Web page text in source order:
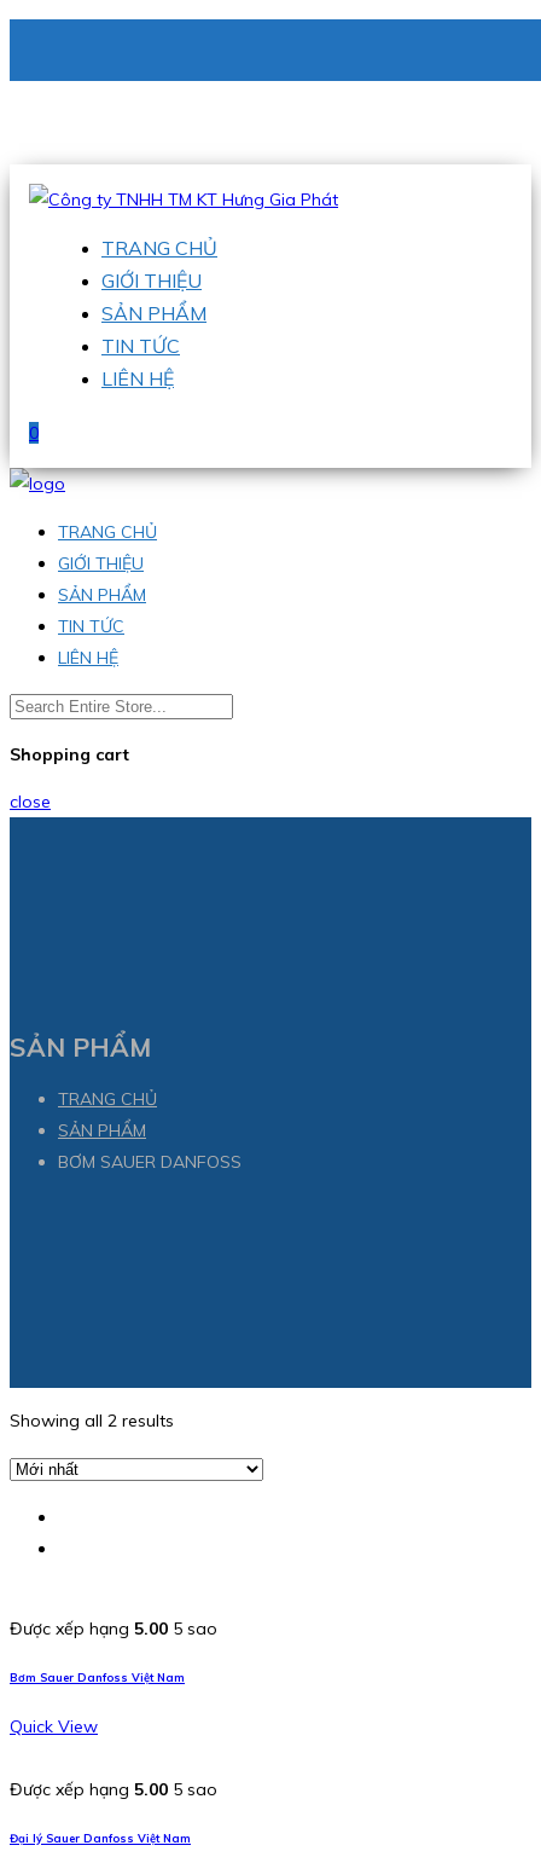
Hotline:0938 336 079
TRANG CHỦ
GIỚI THIỆU
SẢN PHẨM
TIN TỨC
LIÊN HỆ
0
TRANG CHỦ
GIỚI THIỆU
SẢN PHẨM
TIN TỨC
LIÊN HỆ
Shopping cart
close
SẢN PHẨM
TRANG CHỦ
SẢN PHẨM
BƠM SAUER DANFOSS
Showing all 2 results
Được xếp hạng 5.00 5 sao
Bơm Sauer Danfoss Việt Nam
Quick View
Được xếp hạng 5.00 5 sao
Đại lý Sauer Danfoss Việt Nam